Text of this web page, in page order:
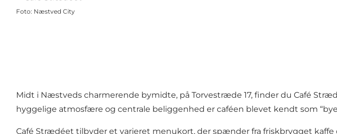
Foto: Næstved City
Midt i Næstveds charmerende bymidte, på Torvestræde 17, finder du Café
hyggelige atmosfære og centrale beliggenhed er caféen blevet kendt som
Café Strædéet tilbyder et varieret menukort, der spænder fra friskbrygget